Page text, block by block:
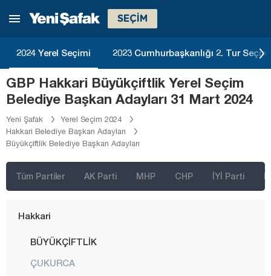
SEÇİM
2024 Yerel Seçimi 2023 Cumhurbaşkanlığı 2. Tur
GBP Hakkari Büyükçiftlik Yerel Seçim
Belediye Başkan Adayları 31 Mart 2024
Yeni Şafak
Yerel Seçim 2024
Hakkari Belediye Başkan Adayları
Büyükçiftlik Belediye Başkan Adayları
Tüm Partiler AK Parti MHP CHP İYİ Parti
Düzce
Erzincan
Erzurum
Eskişehir
Gaziantep
Gümüşhane
Hakkari
BÜYÜKÇİFTLİK
ÇUKURCA